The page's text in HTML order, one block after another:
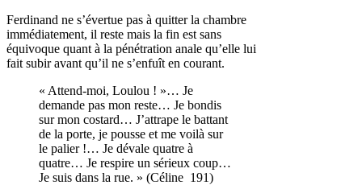
Ferdinand ne s’évertue pas à quitter la chambre
immédiatement, il reste mais la fin est sans
équivoque quant à la pénétration anale qu’elle lui
fait subir avant qu’il ne s’enfuît en courant.
« Attend-moi, Loulou ! »… Je
demande pas mon reste… Je bondis
sur mon costard… J’attrape le battant
de la porte, je pousse et me voilà sur
le palier !… Je dévale quatre à
quatre… Je respire un sérieux coup…
Je suis dans la rue. » (Céline 191)